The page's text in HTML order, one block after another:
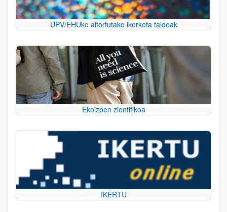
UPV/EHUko aitortutako ikerketa taldeak
Ekoizpen zientifikoa
IKERTU